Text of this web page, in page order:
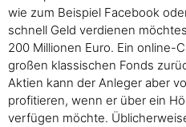
wie zum Beispiel Facebook
schnell Geld verdienen
200 Millionen Euro. Ein online-
großen klassischen Fonds
Aktien kann der Anleger aber
profitieren, wenn er über ein
verfügen möchte.